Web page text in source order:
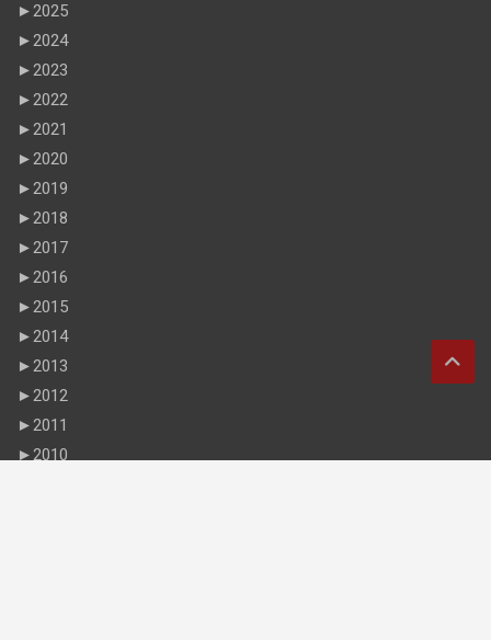
►2025
►2024
►2023
►2022
►2021
►2020
►2019
►2018
►2017
►2016
►2015
►2014
►2013
►2012
►2011
►2010